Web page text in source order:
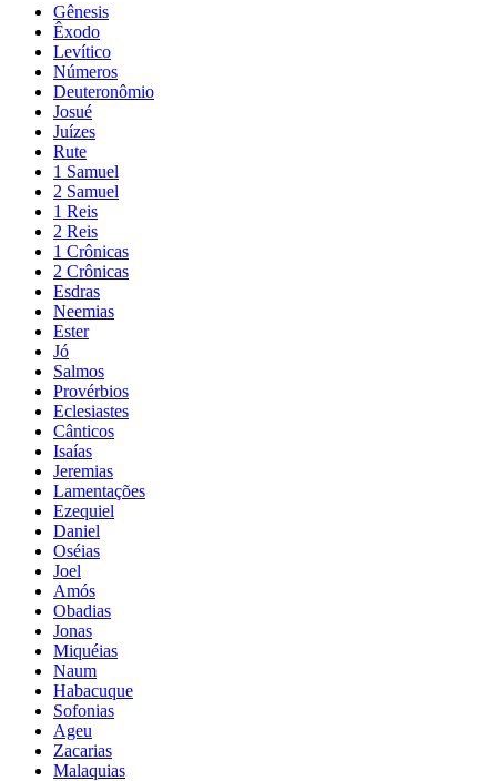
Gênesis
Êxodo
Levítico
Números
Deuteronômio
Josué
Juízes
Rute
1 Samuel
2 Samuel
1 Reis
2 Reis
1 Crônicas
2 Crônicas
Esdras
Neemias
Ester
Jó
Salmos
Provérbios
Eclesiastes
Cânticos
Isaías
Jeremias
Lamentações
Ezequiel
Daniel
Oséias
Joel
Amós
Obadias
Jonas
Miquéias
Naum
Habacuque
Sofonias
Ageu
Zacarias
Malaquias